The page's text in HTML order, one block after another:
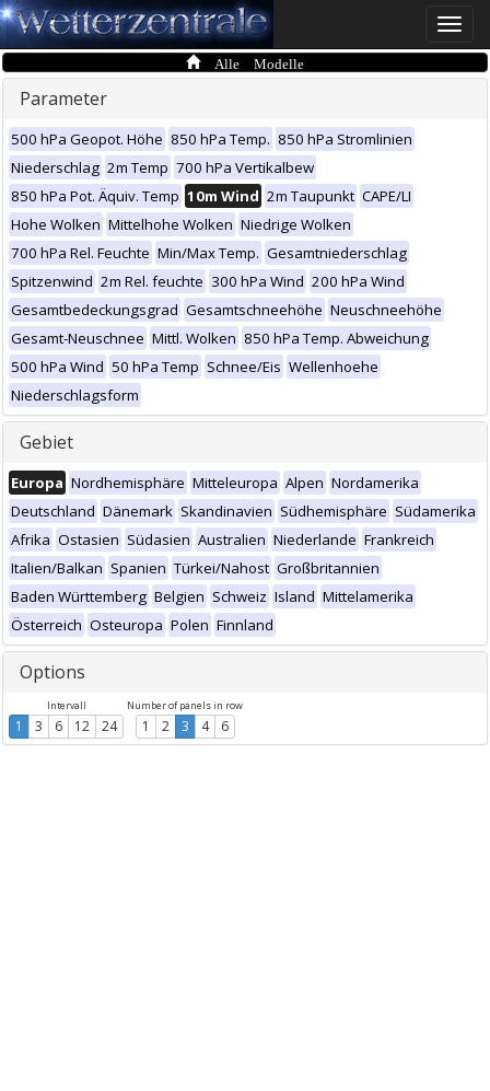
Toggle
Alle Modelle
Parameter
500 hPa Geopot. Höhe 850 hPa Temp. 850 hPa Stromlinien
Niederschlag 2m Temp 700 hPa Vertikalbew
850 hPa Pot. Äquiv. Temp 10m Wind 2m Taupunkt CAPE/LI
Hohe Wolken Mittelhohe Wolken Niedrige Wolken
700 hPa Rel. Feuchte Min/Max Temp. Gesamtniederschlag
Spitzenwind 2m Rel. feuchte 300 hPa Wind 200 hPa Wind
Gesamtbedeckungsgrad Gesamtschneehöhe Neuschneehöhe
Gesamt-Neuschnee Mittl. Wolken 850 hPa Temp. Abweichung
500 hPa Wind 50 hPa Temp Schnee/Eis Wellenhoehe
Niederschlagsform
Gebiet
Europa Nordhemisphäre Mitteleuropa Alpen Nordamerika
Deutschland Dänemark Skandinavien Südhemisphäre Südamerika
Afrika Ostasien Südasien Australien Niederlande Frankreich
Italien/Balkan Spanien Türkei/Nahost Großbritannien
Baden Württemberg Belgien Schweiz Island Mittelamerika
Österreich Osteuropa Polen Finnland
Options
Intervall
1 3 6 12 24
Number of panels in row
1 2 3 4 6